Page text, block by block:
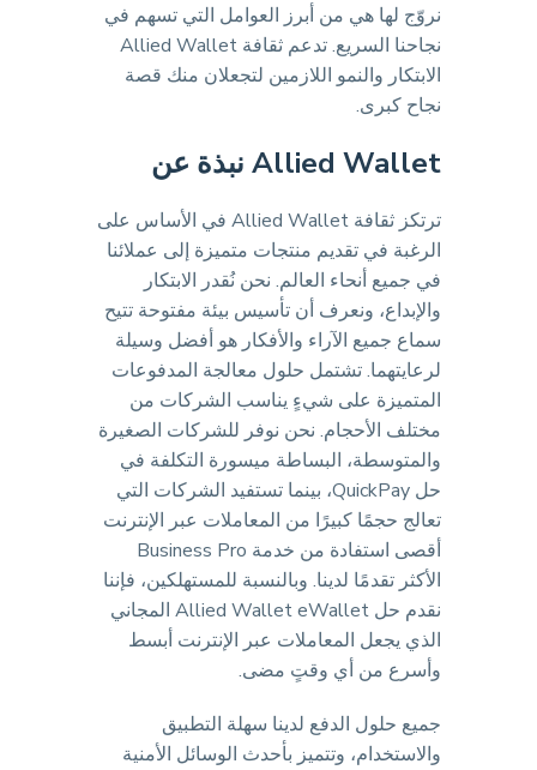
نروّج لها هي من أبرز العوامل التي تسهم في
نجاحنا السريع. تدعم ثقافة Allied Wallet
الابتكار والنمو اللازمين لتجعلان منك قصة
نجاح كبرى.
Allied Wallet نبذة عن
ترتكز ثقافة Allied Wallet في الأساس على
الرغبة في تقديم منتجات متميزة إلى عملائنا
في جميع أنحاء العالم. نحن نُقدر الابتكار
والإبداع، ونعرف أن تأسيس بيئة مفتوحة تتيح
سماع جميع الآراء والأفكار هو أفضل وسيلة
لرعايتهما. تشتمل حلول معالجة المدفوعات
المتميزة على شيءٍ يناسب الشركات من
مختلف الأحجام. نحن نوفر للشركات الصغيرة
والمتوسطة، البساطة ميسورة التكلفة في
حل QuickPay، بينما تستفيد الشركات التي
تعالج حجمًا كبيرًا من المعاملات عبر الإنترنت
أقصى استفادة من خدمة Business Pro
الأكثر تقدمًا لدينا. وبالنسبة للمستهلكين، فإننا
نقدم حل Allied Wallet eWallet المجاني
الذي يجعل المعاملات عبر الإنترنت أبسط
وأسرع من أي وقتٍ مضى.
جميع حلول الدفع لدينا سهلة التطبيق
والاستخدام، وتتميز بأحدث الوسائل الأمنية